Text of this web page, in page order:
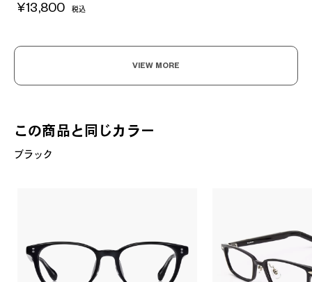
¥13,800 税込
VIEW MORE
この商品と同じカラー
ブラック